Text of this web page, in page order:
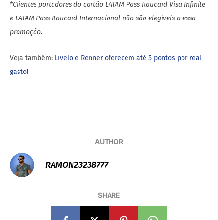
*Clientes portadores do cartão LATAM Pass Itaucard Visa Infinite
e LATAM Pass Itaucard Internacional não são elegíveis a essa
promoção.
Veja também: Livelo e Renner oferecem até 5 pontos por real
gasto!
AUTHOR
RAMON23238777
SHARE